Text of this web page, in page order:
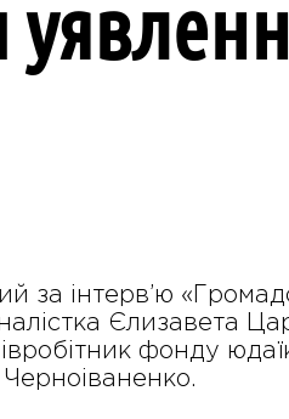
за інтерв’ю
Єлизавета
фонду
Черноіваненко.